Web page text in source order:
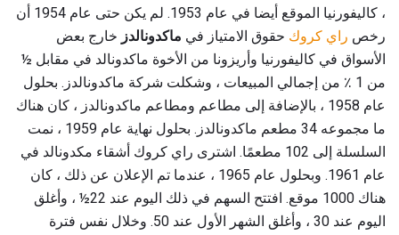
، كاليفورنيا الموقع أيضا في عام 1953. لم يكن حتى عام 1954 أن
رخص راي كروك حقوق الامتياز في ماكدونالدز خارج بعض
الأسواق في كاليفورنيا وأريزونا من الأخوة ماكدونالد في مقابل ½
من 1 ٪ من إجمالي المبيعات ، وشكلت شركة ماكدونالدز. بحلول
عام 1958 ، بالإضافة إلى مطاعم ومطاعم ماكدونالدز ، كان هناك
ما مجموعه 34 مطعم ماكدونالدز. بحلول نهاية عام 1959 ، نمت
السلسلة إلى 102 مطعمًا. اشترى راي كروك أشقاء مكدونالد في
عام 1961. وبحلول عام 1965 ، عندما تم الإعلان عن ذلك ، كان
هناك 1000 موقع. افتتح السهم في ذلك اليوم عند 22½ ، وأغلق
اليوم عند 30 ، وأغلق الشهر الأول عند 50. وخلال نفس فترة